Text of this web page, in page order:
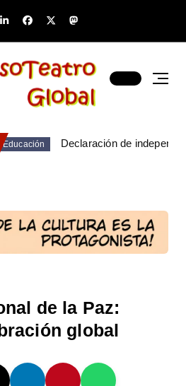
Educación Declaración de
de la Paz:
global